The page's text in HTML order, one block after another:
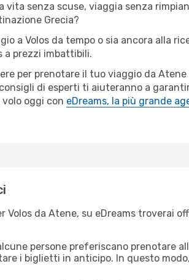
vita senza scuse, viaggia senza
Grecia?
a Volos da tempo o sia ancora alla
a prezzi imbattibili.
per prenotare il tuo viaggio da
di esperti ti aiuteranno a
oggi con eDreams, la più grande
Volos da Atene, su eDreams troverai
persone preferiscano prenotare
i biglietti in anticipo. In questo